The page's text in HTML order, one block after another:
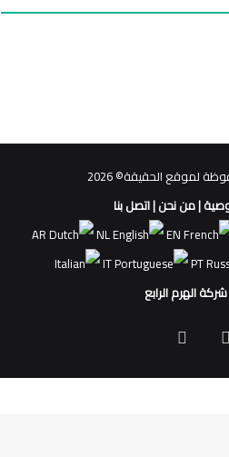
لموقع الحقيقة© 2026
|من نحن|اتصل بنا
AR
NL EN
IT
PT
الهرم الرابع
فيسبوك
الموقع